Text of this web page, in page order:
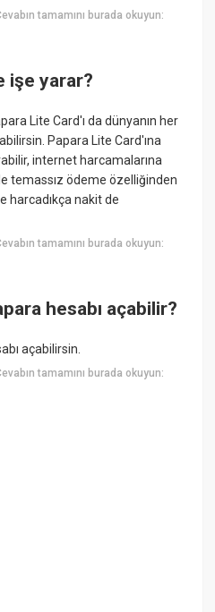
tamamını burada okuyun:
işe yarar?
Lite Card'ı da dünyanın her
Papara Lite Card'ına
internet harcamalarına
temassız ödeme özelliğinden
harcadıkça nakit de
tamamını burada okuyun:
hesabı açabilir?
açabilirsin.
tamamını burada okuyun: